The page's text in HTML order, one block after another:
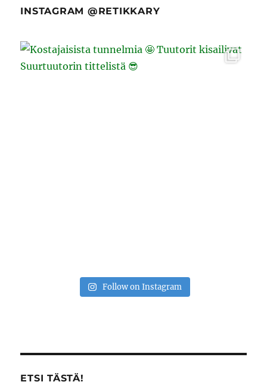
INSTAGRAM @RETIKKARY
Follow on Instagram
ETSI TÄSTÄ!